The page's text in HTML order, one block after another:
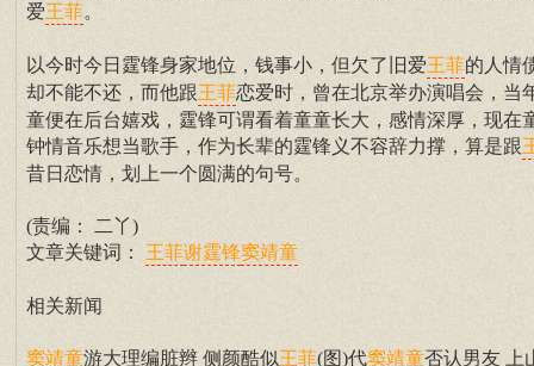
爱王菲。
以今时今日霆锋身家地位，钱事小，但欠了旧爱王菲的人情
却不能不还，而他跟王菲恋爱时，曾在北京举办演唱会，当
童便在后台嬉戏，霆锋可谓看着童童长大，感情深厚，现在
钟情音乐想当歌手，作为长辈的霆锋义不容辞力撑，算是跟
昔日恋情，划上一个圆满的句号。
(责编： 二丫)
文章关键词： 王菲谢霆锋窦靖童
相关新闻
窦靖童游大理编脏辫 侧颜酷似王菲(图)代窦靖童否认男友 上